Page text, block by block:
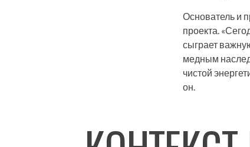
Основатель и
проекта.
сыграет
медным
чистой
он.